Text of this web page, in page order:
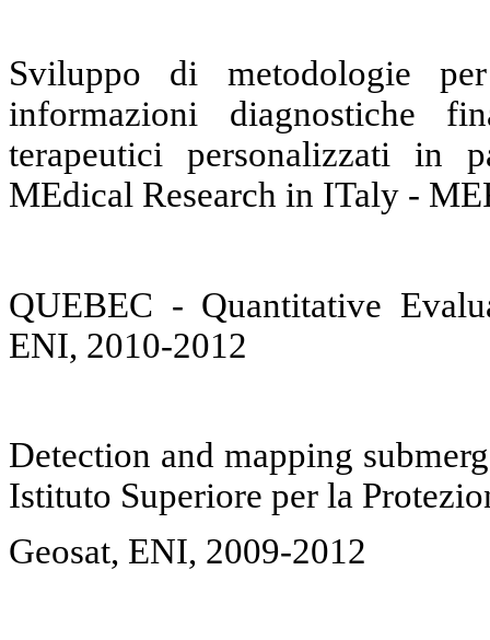
Sviluppo di metodologie
informazioni diagnostiche
terapeutici personalizzati in
MEdical Research in ITaly -
QUEBEC - Quantitative
ENI, 2010-2012
Detection and mapping
Istituto Superiore per la
Geosat, ENI, 2009-2012